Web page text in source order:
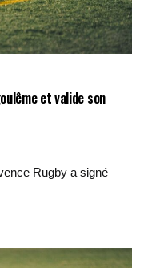
et valide son
Rugby a signé